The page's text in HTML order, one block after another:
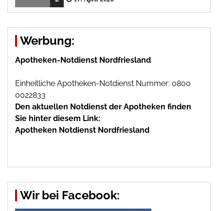
Werbung:
Apotheken-Notdienst Nordfriesland
Einheitliche Apotheken-Notdienst Nummer: 0800
0022833
Den aktuellen Notdienst der Apotheken finden
Sie hinter diesem Link:
Apotheken Notdienst Nordfriesland
Wir bei Facebook: